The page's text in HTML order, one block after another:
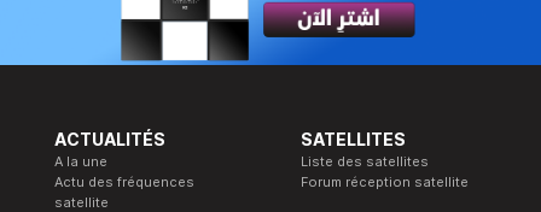
ACTUALITÉS
A la une
Actu des fréquences
satellite
SATELLITES
Liste des satellites
Forum réception satellite